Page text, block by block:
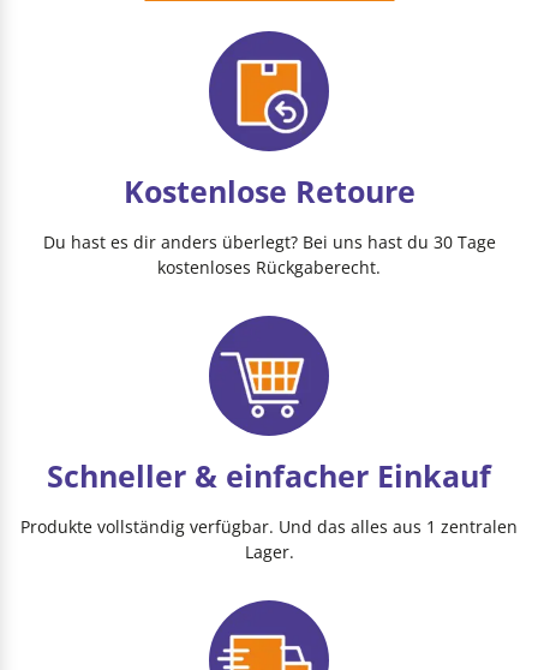
Kostenlose Retoure
Du hast es dir anders überlegt? Bei uns hast du 30 Tage
kostenloses Rückgaberecht.
Schneller & einfacher Einkauf
Produkte vollständig verfügbar. Und das alles aus 1 zentralen
Lager.